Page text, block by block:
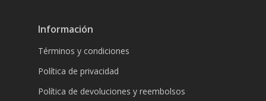
Información
Términos y condiciones
Política de privacidad
Política de devoluciones y reembolsos